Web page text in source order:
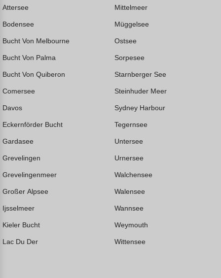
Attersee
Bodensee
Bucht Von Melbourne
Bucht Von Palma
Bucht Von Quiberon
Comersee
Davos
Eckernförder Bucht
Gardasee
Grevelingen
Grevelingenmeer
Großer Alpsee
Ijsselmeer
Kieler Bucht
Lac Du Der
Mittelmeer
Müggelsee
Ostsee
Sorpesee
Starnberger See
Steinhuder Meer
Sydney Harbour
Tegernsee
Untersee
Urnersee
Walchensee
Walensee
Wannsee
Weymouth
Wittensee